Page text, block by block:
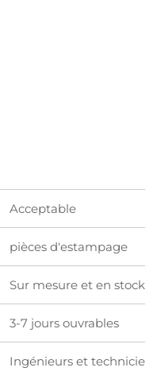
Acceptable
pièces d'estampage
Sur mesure et en stock
3-7 jours ouvrables
Ingénieurs et